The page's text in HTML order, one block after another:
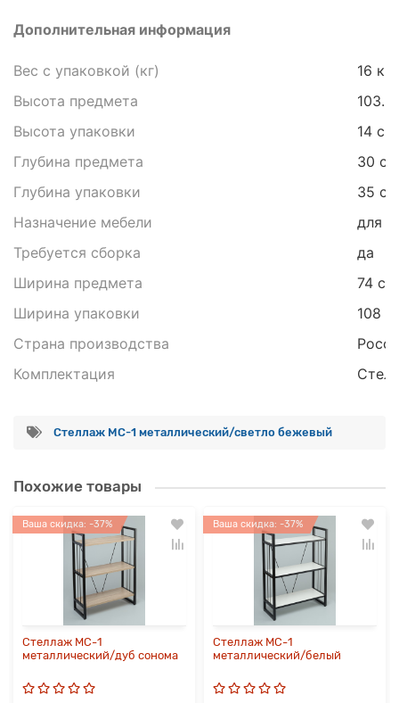
Дополнительная информация
Вес с упаковкой (кг)
16 кг
Высота предмета
Высота упаковки
14 см
Глубина предмета
30 см
Глубина упаковки
35 см
Назначение мебели
для
Требуется сборка
да
Ширина предмета
74 см
Ширина упаковки
108
Страна производства
Комплектация
Стеллаж МС-1 металлический/светло бежевый
Похожие товары
Ваша скидка: -37%
Стеллаж МС-1
металлический/дуб сонома
Ваша скидка: -37%
Стеллаж МС-1
металлический/белый